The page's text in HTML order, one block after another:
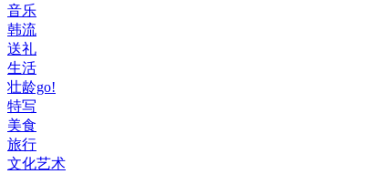
音乐
韩流
送礼
生活
壮龄go!
特写
美食
旅行
文化艺术